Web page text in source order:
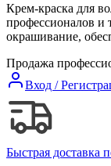
Крем-краска для
профессионалов и
окрашивание,
Продажа
Вход /
Быстрая доставка